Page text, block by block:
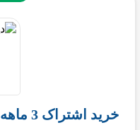
خرید اشتراک 3 ماهه دیجی پلاس با 42% تخفیف